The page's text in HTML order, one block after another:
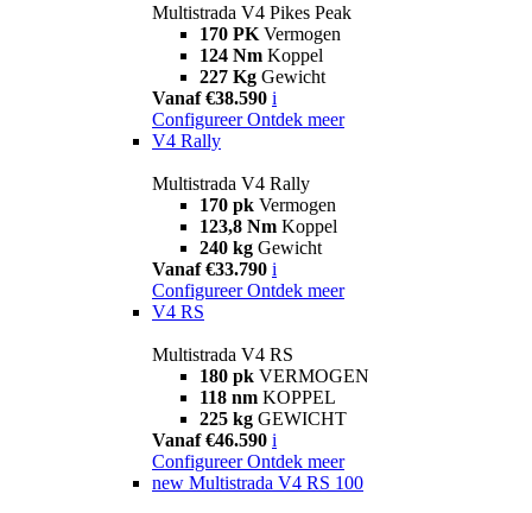
Multistrada V4 Pikes Peak
170 PK Vermogen
124 Nm Koppel
227 Kg Gewicht
Vanaf €38.590 i
Configureer Ontdek meer
V4 Rally
Multistrada V4 Rally
170 pk Vermogen
123,8 Nm Koppel
240 kg Gewicht
Vanaf €33.790 i
Configureer Ontdek meer
V4 RS
Multistrada V4 RS
180 pk VERMOGEN
118 nm KOPPEL
225 kg GEWICHT
Vanaf €46.590 i
Configureer Ontdek meer
new Multistrada V4 RS 100